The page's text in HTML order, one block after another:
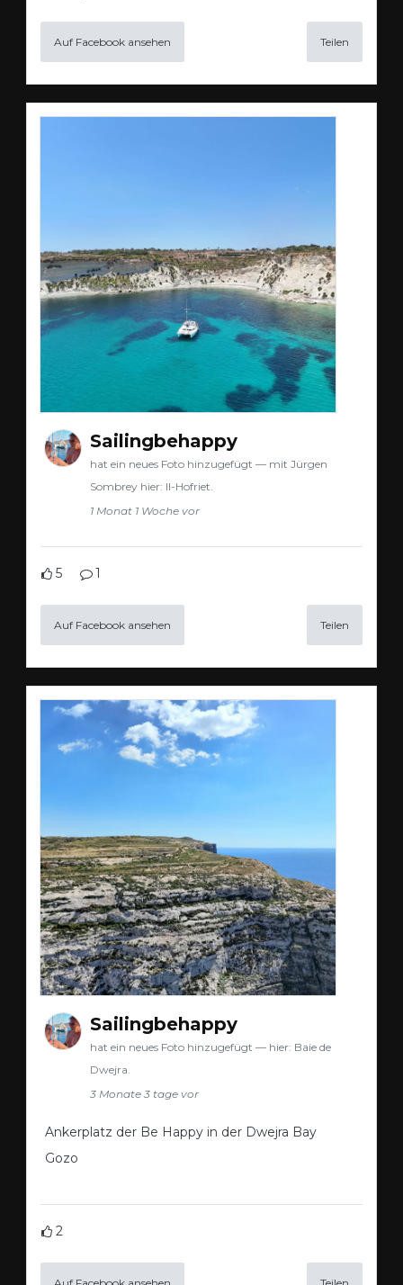
Auf Facebook ansehen Teilen
Sailingbehappy
hat ein neues Foto hinzugefügt — mit Jürgen
Sombrey hier: Il-Hofriet.
1 Monat 1 Woche vor
5 1
Auf Facebook ansehen Teilen
Sailingbehappy
hat ein neues Foto hinzugefügt — hier: Baie de
Dwejra.
3 Monate 3 tage vor
Ankerplatz der Be Happy in der Dwejra Bay
Gozo
2